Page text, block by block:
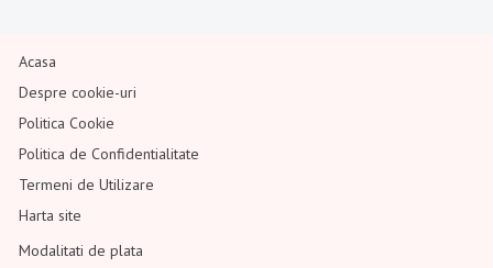
Acasa
Despre cookie-uri
Politica Cookie
Politica de Confidentialitate
Termeni de Utilizare
Harta site
Modalitati de plata